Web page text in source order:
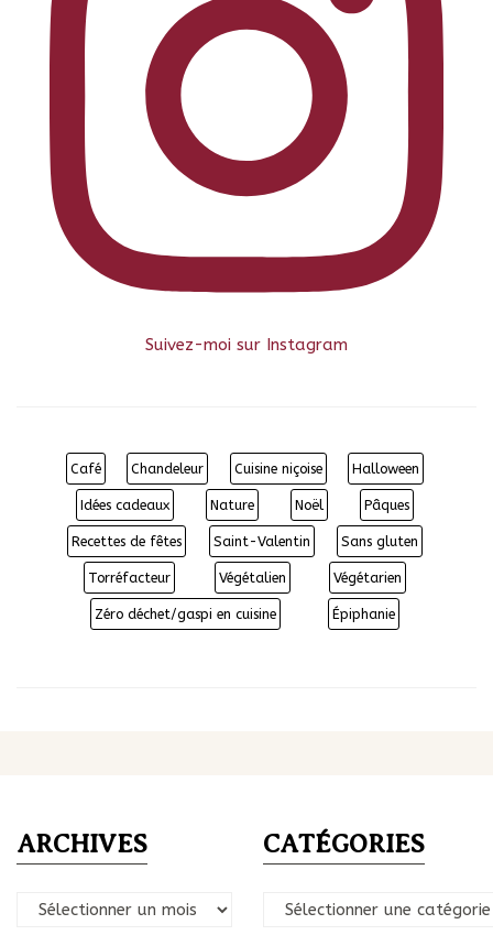
Suivez-moi sur Instagram
Café Chandeleur Cuisine niçoise Halloween
Idées cadeaux Nature Noël Pâques
Recettes de fêtes Saint-Valentin Sans gluten
Torréfacteur Végétalien Végétarien
Zéro déchet/gaspi en cuisine Épiphanie
ARCHIVES
Archives
CATÉGORIES
Catégories